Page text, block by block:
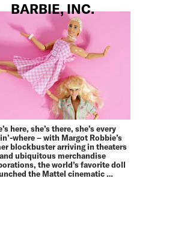
BARBIE, INC.
here, she’s there, she’s every
where – with Margot Robbie’s
blockbuster arriving in theaters
and ubiquitous merchandise
the world’s favorite doll
the Mattel cinematic …